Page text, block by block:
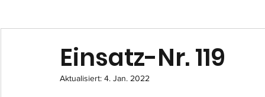
Einsatz-Nr. 119
Aktualisiert: 4. Jan. 2022